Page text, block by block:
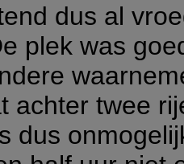
dus al
plek was
achter twee
dus